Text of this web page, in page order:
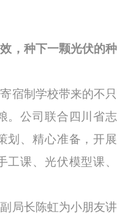
，种下一颗光伏的种
宿制学校带来的不只
。公司联合四川省志
划、精心准备，开展
工课、光伏模型课、
局长陈虹为小朋友讲